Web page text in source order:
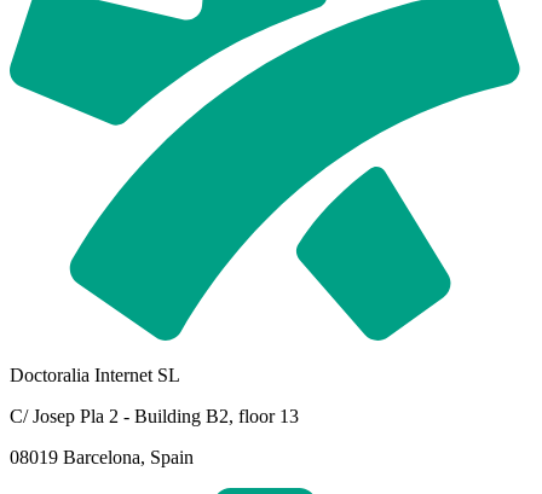
Doctoralia Internet SL
C/ Josep Pla 2 - Building B2, floor 13
08019 Barcelona, Spain